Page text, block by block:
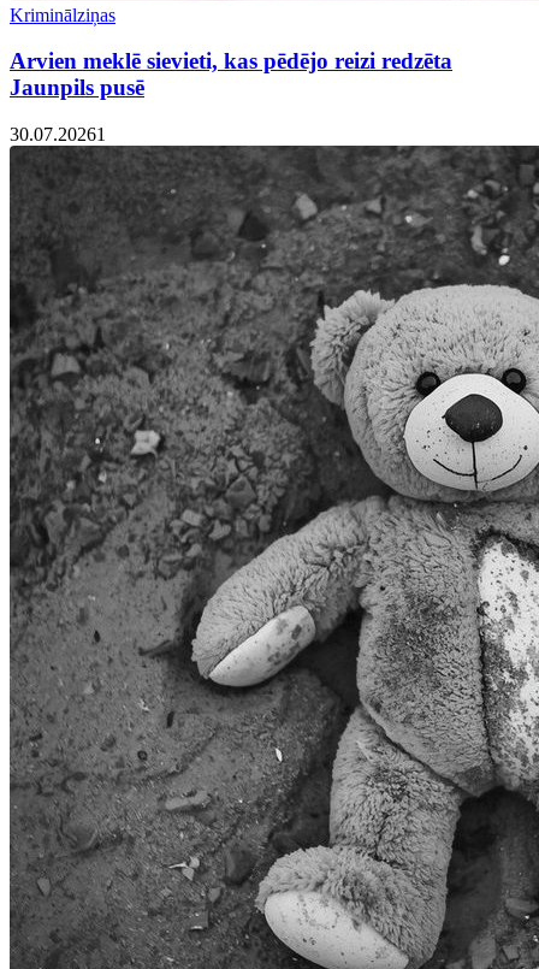
Kriminālziņas
Arvien meklē sievieti, kas pēdējo reizi redzēta
Jaunpils pusē
30.07.20261